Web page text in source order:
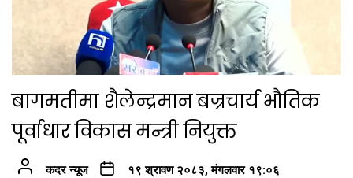
बागमतीमा शैलेन्द्रमान बज्रचार्य भौतिक
पूर्वाधार विकास मन्त्री नियुक्त
कदर न्यूज १९ श्रावण २०८३, मंगलवार १९:०६